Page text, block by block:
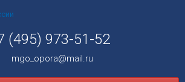
(495) 973-51-52
mgo_opora@mail.ru